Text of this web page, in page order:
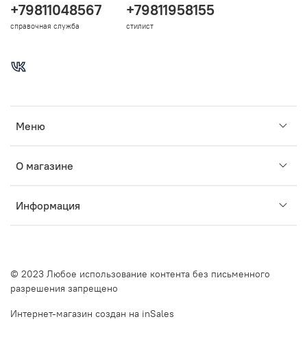
Меню
О магазине
Информация
+79811048567
справочная служба
+79811958155
стилист
© 2023 Любое использование контента без письменного
разрешения запрещено
Интернет-магазин создан на inSales